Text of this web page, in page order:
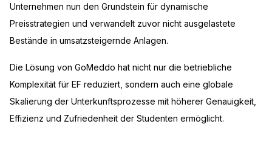
Unternehmen nun den Grundstein für dynamische
Preisstrategien und verwandelt zuvor nicht ausgelastete
Bestände in umsatzsteigernde Anlagen.
Die Lösung von GoMeddo hat nicht nur die betriebliche
Komplexität für EF reduziert, sondern auch eine globale
Skalierung der Unterkunftsprozesse mit höherer Genauigkeit,
Effizienz und Zufriedenheit der Studenten ermöglicht.